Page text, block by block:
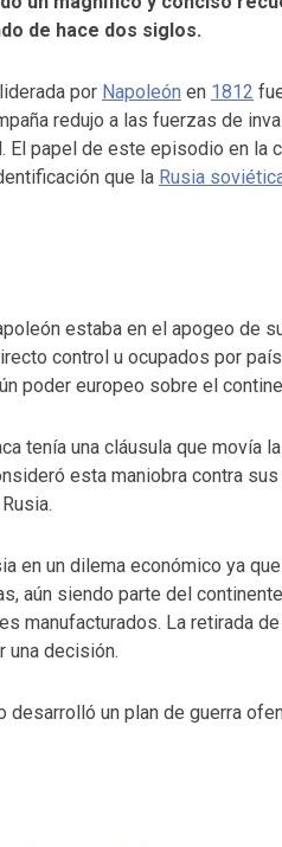
de hace dos siglos.
por Napoleón en 1812
redujo a las fuerzas de
El papel de este episodio en la
que la Rusia
estaba en el apogeo de
control u ocupados por
poder europeo sobre el
tenía una cláusula que movía
esta maniobra contra
en un dilema económico ya
aún siendo parte del
manufacturados. La retirada
una decisión.
desarrolló un plan de guerra